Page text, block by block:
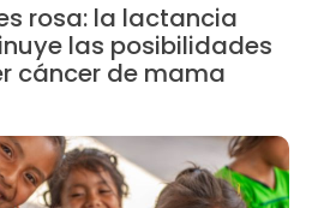
rosa: la lactancia
las posibilidades
cáncer de mama